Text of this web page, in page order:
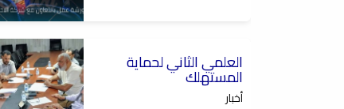
العلمي الثاني لحماية
المستهلك
أخبار